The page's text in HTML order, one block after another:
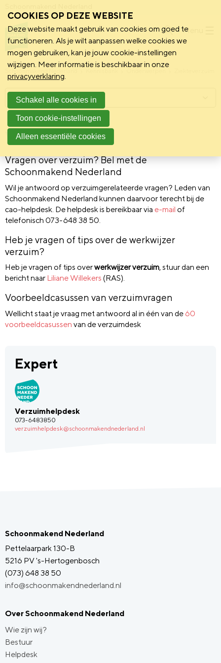
Menu
Schoonmakend Nederland
Verzuimdesk
Vragen over verzuim? Bel met de
Schoonmakend Nederland
Wil je antwoord op verzuimgerelateerde vragen? Leden van
Schoonmakend Nederland kunnen daarvoor terecht bij de
cao-helpdesk. De helpdesk is bereikbaar via e-mail of
telefonisch 073-648 38 50.
Heb je vragen of tips over de werkwijzer
verzuim?
Heb je vragen of tips overwerkwijzer verzuim, stuur dan een
bericht naar Liliane Willekers (RAS).
Voorbeeldcasussen van verzuimvragen
Wellicht staat je vraag met antwoord al in één van de 60
voorbeeldcasussen van de verzuimdesk
Expert
Verzuimhelpdesk
073-6483850
verzuimhelpdesk@schoonmakendnederland.nl
Menu
Schoonmakend Nederland
Pettelaarpark 130-B
5216 PV 's-Hertogenbosch
(073) 648 38 50
info@schoonmakendnederland.nl
Over Schoonmakend Nederland
Wie zijn wij?
Bestuur
Helpdesk
COOKIES OP DEZE WEBSITE
Deze website maakt gebruik van cookies om goed te
functioneren. Als je wilt aanpassen welke cookies we
mogen gebruiken, kan je jouw cookie-instellingen
wijzigen. Meer informatie is beschikbaar in onze
privacyverklaring.
Schakel alle cookies in
Toon cookie-instellingen
Alleen essentiële cookies